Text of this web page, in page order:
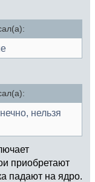
нельзя
приобретают
падают на ядро.